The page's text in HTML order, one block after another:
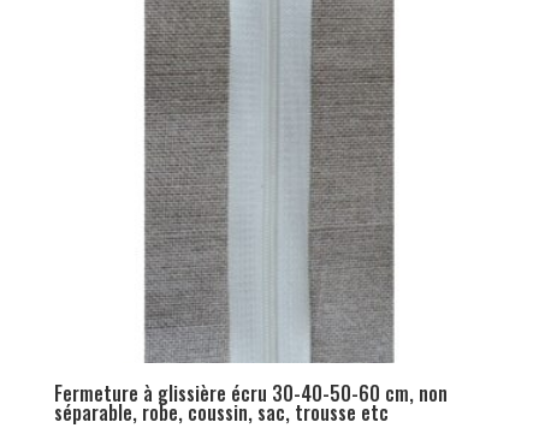
Fermeture à glissière écru 30-40-50-60 cm, non
séparable, robe, coussin, sac, trousse etc